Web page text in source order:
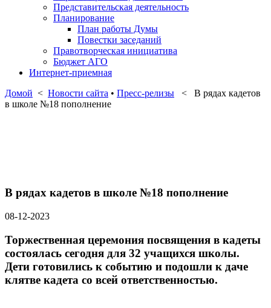
Представительская деятельность
Планирование
План работы Думы
Повестки заседаний
Правотворческая инициатива
Бюджет АГО
Интернет-приемная
Домой < Новости сайта • Пресс-релизы < В рядах кадетов
в школе №18 пополнение
В рядах кадетов в школе №18 пополнение
08-12-2023
Торжественная церемония посвящения в кадеты
состоялась сегодня для 32 учащихся школы.
Дети готовились к событию и подошли к даче
клятве кадета со всей ответственностью.